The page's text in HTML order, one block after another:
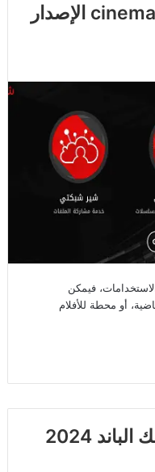
تنزيل شبكتي سينمانا cinemana الإصدار
فيمكن
أو محطة للأفلام
تحميل تطبيقات صينية لفك الباند 2024